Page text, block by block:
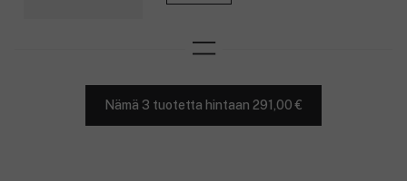
Nämä 3 tuotetta hintaan 291,00 €